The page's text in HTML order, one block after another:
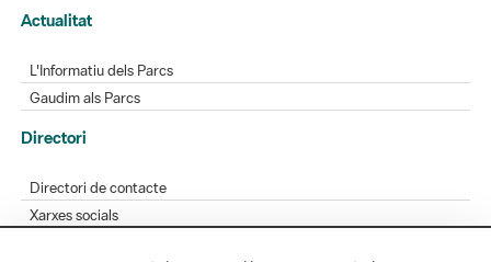
Actualitat
L'Informatiu dels Parcs
Gaudim als Parcs
Directori
Directori de contacte
Xarxes socials